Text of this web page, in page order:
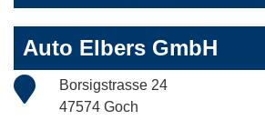
Auto Elbers GmbH
Borsigstrasse 24
47574 Goch